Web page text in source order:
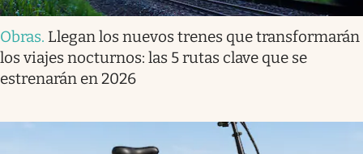
Obras. Llegan los nuevos trenes que transformarán
los viajes nocturnos: las 5 rutas clave que se
estrenarán en 2026